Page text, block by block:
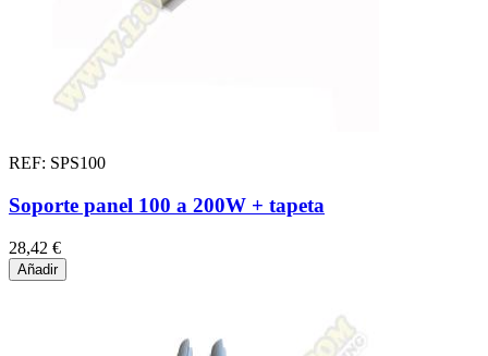
REF: SPS100
Soporte panel 100 a 200W + tapeta
28,42 €
Añadir